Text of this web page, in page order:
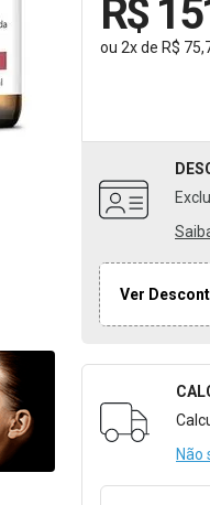
R$
ou 2xde R$
Ver
Não